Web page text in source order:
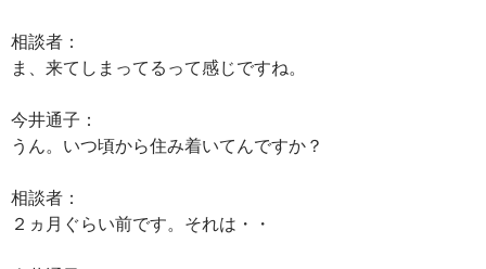
相談者：
ま、来てしまってるって感じですね。
今井通子：
うん。いつ頃から住み着いてんですか？
相談者：
２ヵ月ぐらい前です。それは・・